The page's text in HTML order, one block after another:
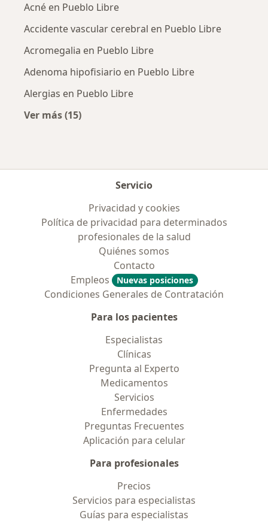
Acné en Pueblo Libre
Accidente vascular cerebral en Pueblo Libre
Acromegalia en Pueblo Libre
Adenoma hipofisiario en Pueblo Libre
Alergias en Pueblo Libre
Ver más (15)
Servicio
Privacidad y cookies
Política de privacidad para determinados
profesionales de la salud
Quiénes somos
Contacto
Empleos
Nuevas posiciones
Condiciones Generales de Contratación
Para los pacientes
Especialistas
Clínicas
Pregunta al Experto
Medicamentos
Servicios
Enfermedades
Preguntas Frecuentes
Aplicación para celular
Para profesionales
Precios
Servicios para especialistas
Guías para especialistas